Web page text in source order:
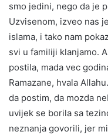
smo jedini, nego da je
Uzvisenom, izveo nas
islama, i tako nam
svi u familiji klanjamo.
postila, mada vec
Ramazane, hvala
da postim, da mozda
uvijek se borila sa
neznanja govorili, jer